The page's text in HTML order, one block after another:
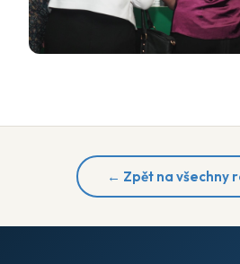
← Zpět na všechny